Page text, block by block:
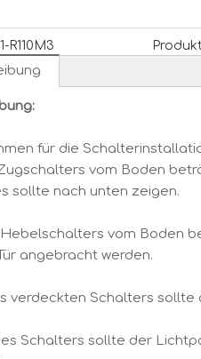
R110M3
für die
vom Boden
sollte nach unten zeigen.
vom Boden
angebracht werden.
verdeckten Schalters
Schalters sollte der